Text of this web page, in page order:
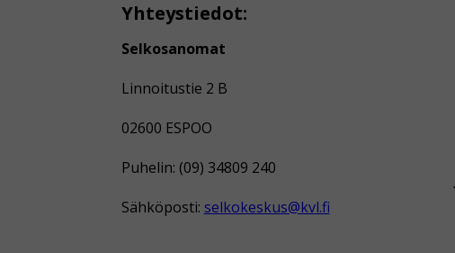
Yhteystiedot:
Selkosanomat
Linnoitustie 2 B
02600 ESPOO
Puhelin: (09) 34809 240
Sähköposti: selkokeskus@kvl.fi